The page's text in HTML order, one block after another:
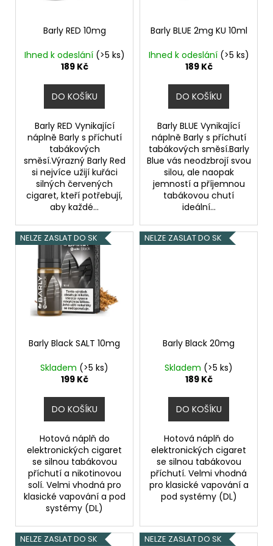
Barly RED 10mg
Ihned k odeslání (>5 ks)
189 Kč
DO KOŠÍKU
Barly RED Vynikající
náplně Barly s příchutí
tabákových
směsí.Výrazný Barly Red
si nejvíce užijí kuřáci
silných červených
cigaret, kteří potřebují,
aby každé...
Barly BLUE 2mg KU 10ml
Ihned k odeslání (>5 ks)
189 Kč
DO KOŠÍKU
Barly BLUE Vynikající
náplně Barly s příchutí
tabákových směsí.Barly
Blue vás neodzbrojí svou
silou, ale naopak
jemností a příjemnou
tabákovou chutí
ideální...
NELZE ZASLAT DO SK
Barly Black SALT 10mg
Skladem (>5 ks)
199 Kč
DO KOŠÍKU
Hotová náplň do
elektronických cigaret
se silnou tabákovou
příchutí a nikotinovou
solí. Velmi vhodná pro
klasické vapování a pod
systémy (DL)
NELZE ZASLAT DO SK
Barly Black 20mg
Skladem (>5 ks)
189 Kč
DO KOŠÍKU
Hotová náplň do
elektronických cigaret
se silnou tabákovou
příchutí. Velmi vhodná
pro klasické vapování a
pod systémy (DL)
NELZE ZASLAT DO SK
NELZE ZASLAT DO SK
m
ŽHAVÍCÍ
HLAVA